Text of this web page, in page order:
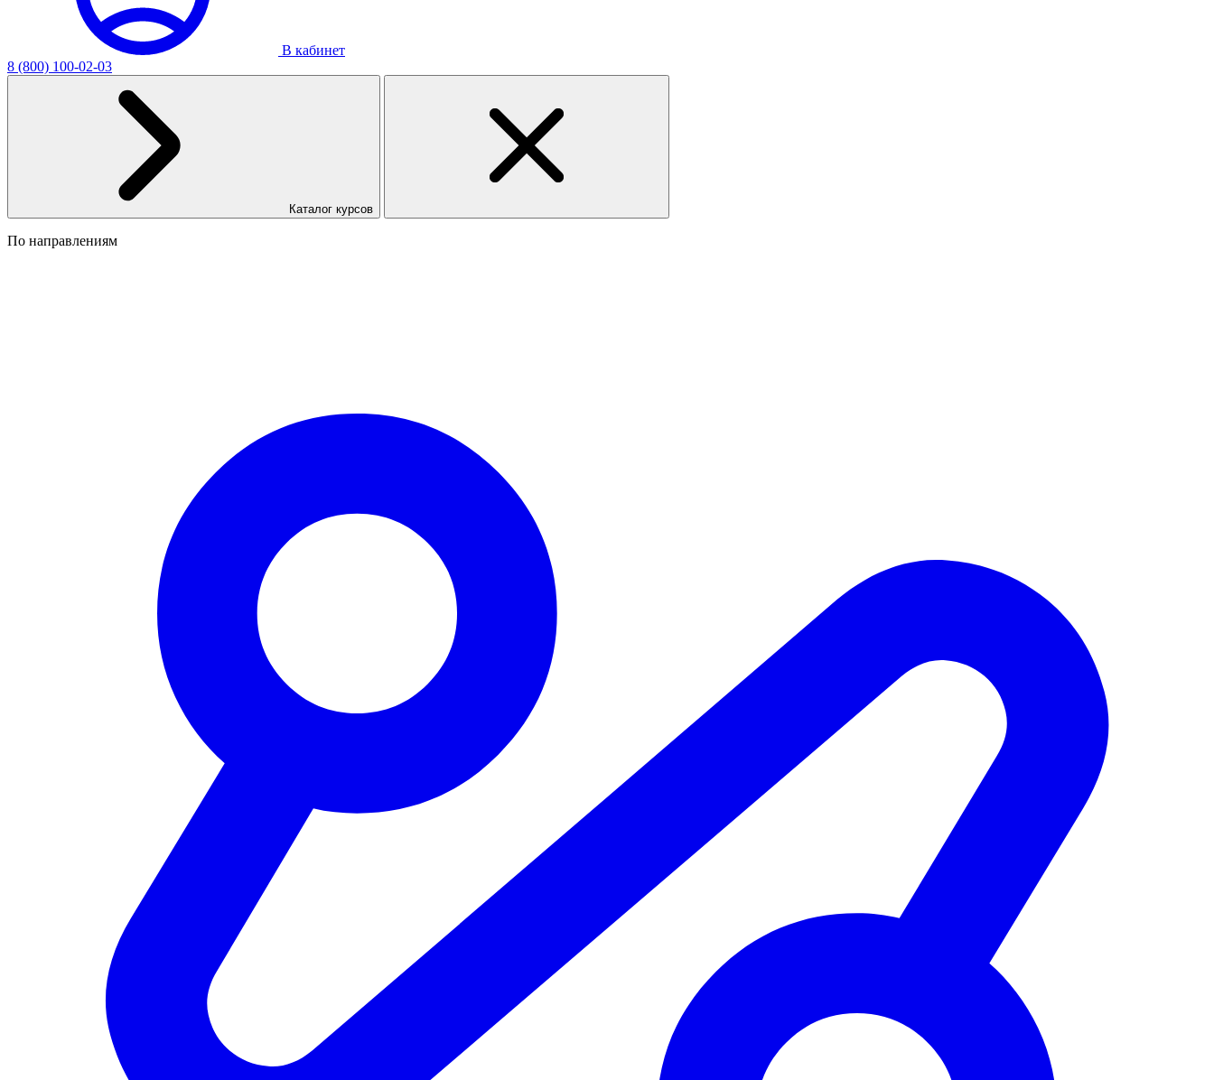
В кабинет
8 (800) 100-02-03
Каталог курсов
По направлениям